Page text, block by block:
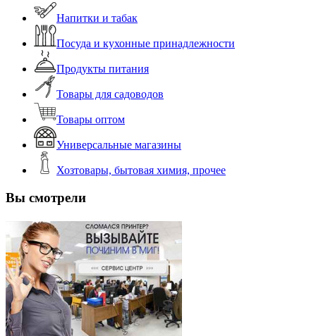
Напитки и табак
Посуда и кухонные принадлежности
Продукты питания
Товары для садоводов
Товары оптом
Универсальные магазины
Хозтовары, бытовая химия, прочее
Вы смотрели